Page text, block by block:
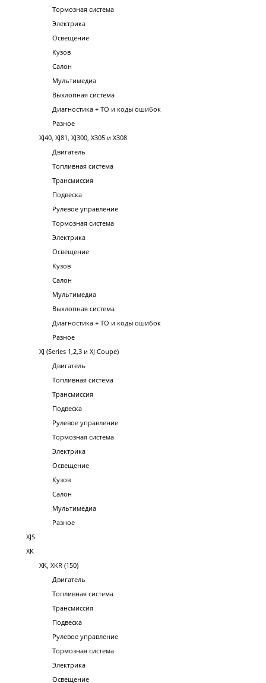
Тормозная система
Электрика
Освещение
Кузов
Салон
Мультимедиа
Выхлопная система
Диагностика + ТО и коды ошибок
Разное
XJ40, XJ81, XJ300, X305 и X308
Двигатель
Топливная система
Трансмиссия
Подвеска
Рулевое управление
Тормозная система
Электрика
Освещение
Кузов
Салон
Мультимедиа
Выхлопная система
Диагностика + ТО и коды ошибок
Разное
XJ (Series 1,2,3 и XJ Coupe)
Двигатель
Топливная система
Трансмиссия
Подвеска
Рулевое управление
Тормозная система
Электрика
Освещение
Кузов
Салон
Мультимедиа
Разное
XJS
XK
XK, XKR (150)
Двигатель
Топливная система
Трансмиссия
Подвеска
Рулевое управление
Тормозная система
Электрика
Освещение